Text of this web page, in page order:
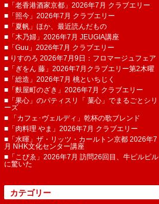
■「老香港酒家京都」2026年7月 クラブエリー
■「照今」2026年7月 クラブエリー
■「夏帆」ほか、最近読んだもの
■「木乃婦」2026年7月 JEUGIA講座
■「Guu」2026年7月 クラブエリー
■ りすのろ 2026年7月9日：フロマージュフェア
■「ぎをん 藤」2026年7月クラブエリー第2木曜
■「総造」2026年7月 桃といちじく
■「麩屋町のざき」2026年7月 クラブエリー
■「果心」のパティスリ「 菓​心」でまるごとシリ
ーズ
■ 「カフェ･ヴェルディ」乾杯の歌ブレンド
■「肉料理 やま」2026年7月 クラブエリー
■「水暉」ザ・リッツ・カールトン京都 2026年7
月 NHK文化センター講座
■「こぴゑ」2026年7月 訪問26回目、牛ピルピル
に驚いた
カテゴリー